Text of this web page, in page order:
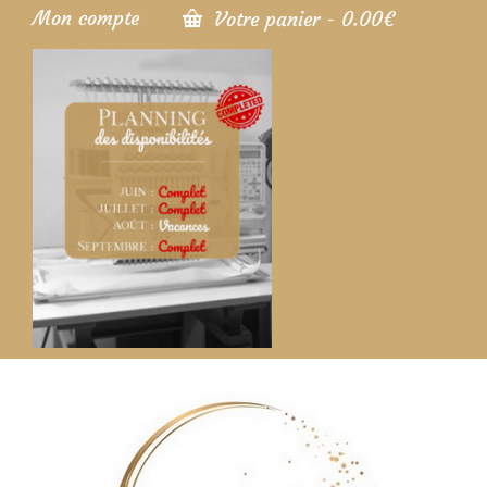
Mon compte Votre panier - 0.00€